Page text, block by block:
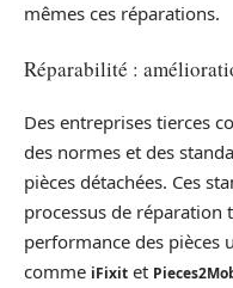
mêmes ces réparations.
Réparabilité :
Des entreprises tierces
des normes et des
pièces détachées. Ces
processus de réparation
performance des pièces
comme iFixit et